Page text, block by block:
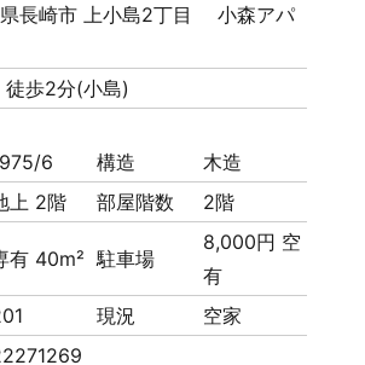
長崎市 上小島2丁目 小森アパ
徒歩2分(小島)
6 構造
木造
上 2階 部屋階数 2階
有 40m² 駐車場
8,000円 空
有
現況
空家